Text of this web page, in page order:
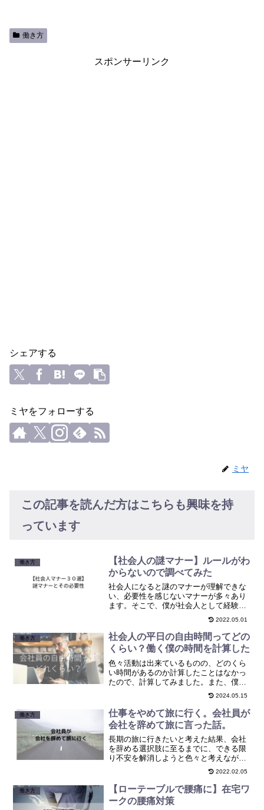
働き方
スポンサーリンク
シェアする
ミヤをフォローする
ミヤ
この記事を読んだ方はこちらも興味を持
っています
働き方
【社会人の謎マナー】ルールがわ
からないので調べてみた
社会人になると謎のマナーが理解できな
い、必要性を感じないマナーが多々あり
ます。そこで、僕が社会人として経験し
たマナーを紹介します。それぞれどんな
ものなのかわかるようにまとめていま
す。
2022.05.01
働き方
社会人の平日の自由時間ってどの
くらい？働く僕の時間を計算した
色々活動は出来ているものの、どのくら
い時間があるのか計算したことはなかっ
たので、計算してみました。また、僕が
自由時間を増やすために取り組んでいる
こともまとめましたので、自由時間を増
やしたい方は参考にしてみてください。
2024.05.15
働き方
仕事をやめて旅に行く。会社員が
会社を辞めて旅に言った話。
長期の旅に行きたいと考えた結果、会社
を辞める選択肢に至るまでに、できる限
り不安を解消しようと色々と考えながら
やった経験をまとめ、今後長期で旅に行
きたい、でも収入はどうするか？と考え
ている方の参考になればと思います。
2022.02.05
働き方
【ローテーブルで腰痛に】在宅ワ
ークの腰痛対策